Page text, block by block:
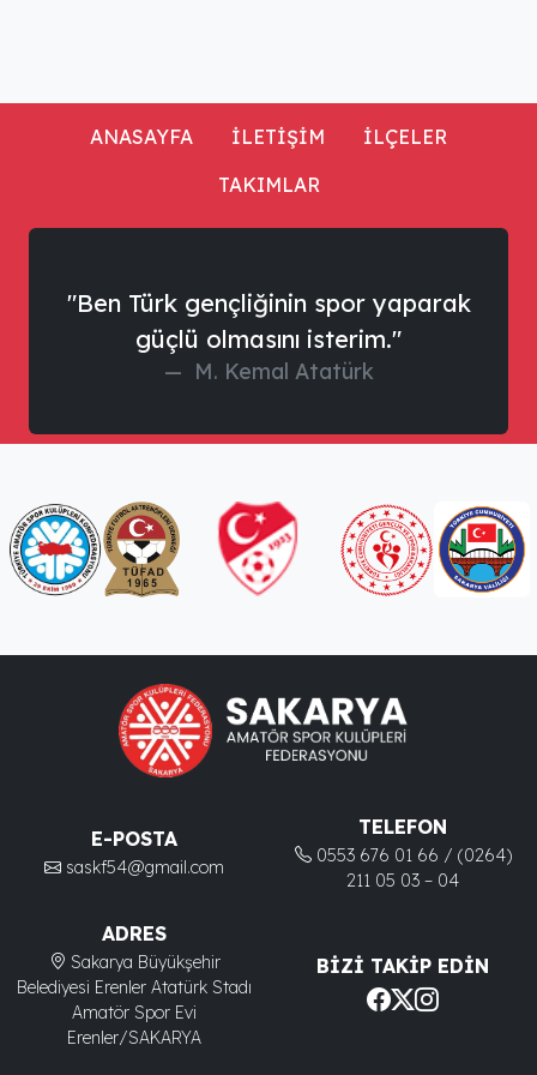
ANASAYFA İLETİŞİM
İLÇELER
TAKIMLAR
"Ben Türk gençliğinin spor yaparak
güçlü olmasını isterim."
M. Kemal Atatürk
E-POSTA
saskf54@gmail.com
TELEFON
0553 676 01 66 / (0264)
211 05 03 – 04
ADRES
Sakarya Büyükşehir
Belediyesi Erenler Atatürk Stadı
Amatör Spor Evi
Erenler/SAKARYA
BIZI TAKIP EDIN